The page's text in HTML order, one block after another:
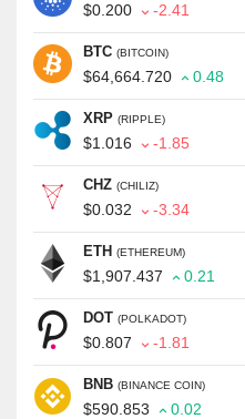
$0.200 -2.41
BTC (BITCOIN)
$64,664.720 0.48
XRP (RIPPLE)
$1.016 -1.85
CHZ (CHILIZ)
$0.032 -3.34
ETH (ETHEREUM)
$1,907.437 0.21
DOT (POLKADOT)
$0.807 -1.81
BNB (BINANCE COIN)
$590.853 0.02